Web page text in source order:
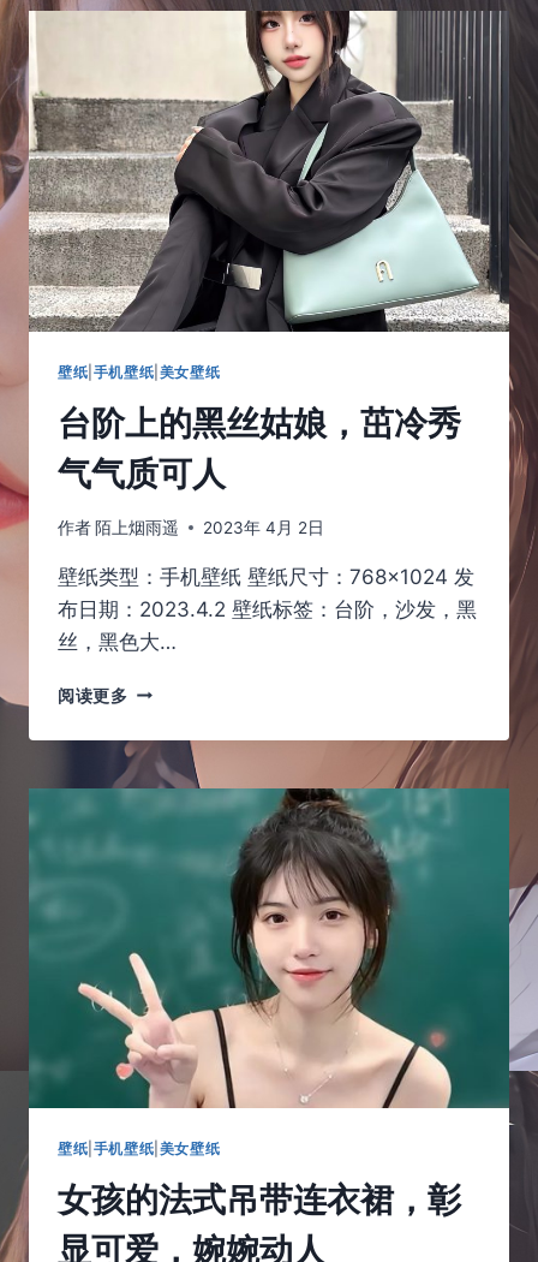
泼，
衣
的
可
爱
姑
娘
壁纸 手机壁纸 美女壁纸
台阶上的黑丝姑娘，茁冷秀
气气质可人
作者陌上烟雨遥 2023年 4月 2日
壁纸类型：手机壁纸 壁纸尺寸：768×1024 发
布日期：2023.4.2 壁纸标签：台阶，沙发，黑
丝，黑色大…
阅读更多 台
上
的
黑
娘，
气
气
质
可
人
壁纸 手机壁纸 美女壁纸
女孩的法式吊带连衣裙，彰
显可爱，婉婉动人